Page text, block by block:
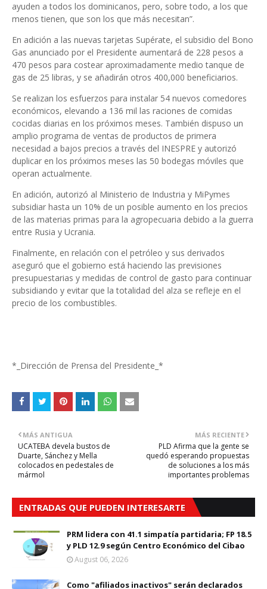
ayuden a todos los dominicanos, pero, sobre todo, a los que
menos tienen, que son los que más necesitan”.
En adición a las nuevas tarjetas Supérate, el subsidio del Bono
Gas anunciado por el Presidente aumentará de 228 pesos a
470 pesos para costear aproximadamente medio tanque de
gas de 25 libras, y se añadirán otros 400,000 beneficiarios.
Se realizan los esfuerzos para instalar 54 nuevos comedores
económicos, elevando a 136 mil las raciones de comidas
cocidas diarias en los próximos meses. También dispuso un
amplio programa de ventas de productos de primera
necesidad a bajos precios a través del INESPRE y autorizó
duplicar en los próximos meses las 50 bodegas móviles que
operan actualmente.
En adición, autorizó al Ministerio de Industria y MiPymes
subsidiar hasta un 10% de un posible aumento en los precios
de las materias primas para la agropecuaria debido a la guerra
entre Rusia y Ucrania.
Finalmente, en relación con el petróleo y sus derivados
aseguró que el gobierno está haciendo las previsiones
presupuestarias y medidas de control de gasto para continuar
subsidiando y evitar que la totalidad del alza se refleje en el
precio de los combustibles.
*_Dirección de Prensa del Presidente_*
MÁS RECIENTE
PLD Afirma que la gente se
quedó esperando propuestas
de soluciones a los más
importantes problemas
MÁS ANTIGUA
UCATEBA devela bustos de
Duarte, Sánchez y Mella
colocados en pedestales de
mármol
ENTRADAS QUE PUEDEN INTERESARTE
PRM lidera con 41.1 simpatía partidaria; FP 18.5
y PLD 12.9 según Centro Económico del Cibao
August 06, 2026
Como "afiliados inactivos" serán declarados